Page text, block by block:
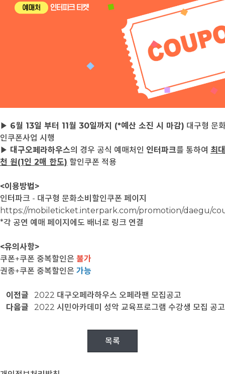
▶ 6월 13일 부터 11월 30일까지 (*예산 소진 시 마감) 대구형 문
인쿠폰사업 시행
▶ 대구오페라하우스의 경우 공식 예매처인 인터파크를 통하여 최
천 원(1인 2매 한도) 할인쿠폰 적용
<이용방법>
인터파크 - 대구형 문화소비할인쿠폰 페이지
https://mobileticket.interpark.com/promotion/daegu/
*각 공연 예매 페이지에도 배너로 링크 연결
<유의사항>
쿠폰+쿠폰 중복할인은 불가
권종+쿠폰 중복할인은 가능
이전글
2022 대구오페라하우스 오페라팬 모집공고
다음글
2022 시민아카데미 성악 교육프로그램 수강생 모집 공고
목록